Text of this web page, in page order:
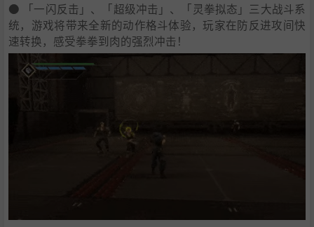
●
「一闪反击」、「超级冲击」、「灵拳拟态」三大战斗系
统，游戏将带来全新的动作格斗体验，玩家在防反进攻间快
速转换，感受拳拳到肉的强烈冲击！